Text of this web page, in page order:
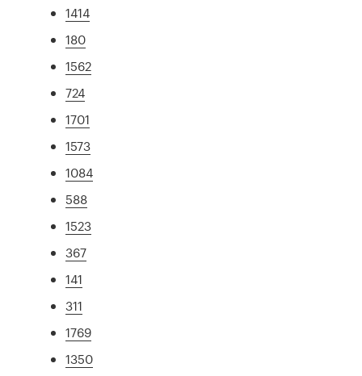
1414
180
1562
724
1701
1573
1084
588
1523
367
141
311
1769
1350